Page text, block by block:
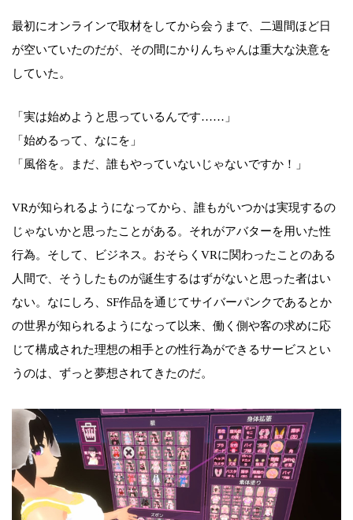
最初にオンラインで取材をしてから会うまで、二週間ほど日
が空いていたのだが、その間にかりんちゃんは重大な決意を
していた。
「実は始めようと思っているんです……」
「始めるって、なにを」
「風俗を。まだ、誰もやっていないじゃないですか！」
VRが知られるようになってから、誰もがいつかは実現するの
じゃないかと思ったことがある。それがアバターを用いた性
行為。そして、ビジネス。おそらくVRに関わったことのある
人間で、そうしたものが誕生するはずがないと思った者はい
ない。なにしろ、SF作品を通じてサイバーパンクであるとか
の世界が知られるようになって以来、働く側や客の求めに応
じて構成された理想の相手との性行為ができるサービスとい
うのは、ずっと夢想されてきたのだ。